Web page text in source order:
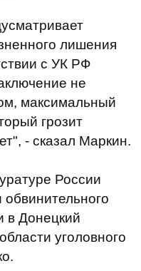
лишения
с УК РФ
не
максимальный
грозит
- сказал Маркин.
России
в Донецкий
уголовного